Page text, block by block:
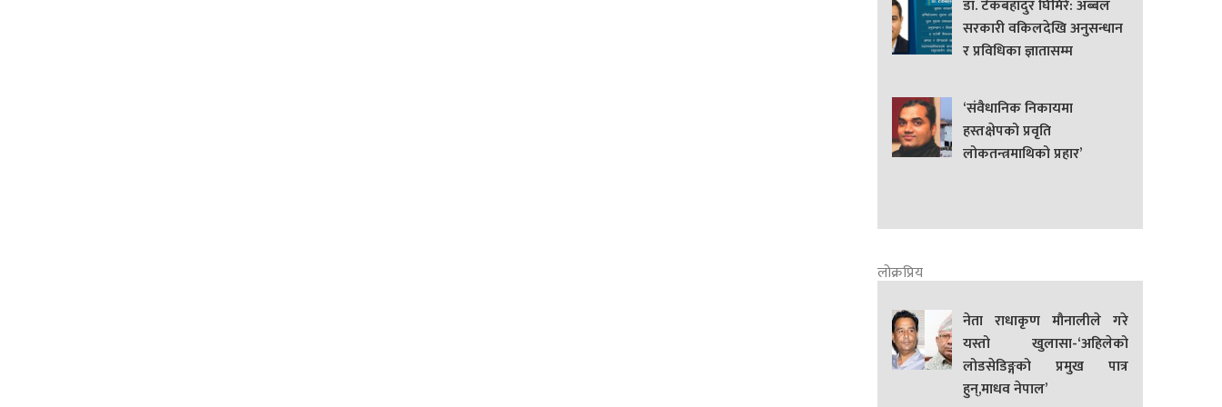
डा. टेकबहादुर घिमिरे: अब्बल
सरकारी वकिलदेखि अनुसन्धान
र प्रविधिका ज्ञातासम्म
‘संवैधानिक निकायमा
हस्तक्षेपको प्रवृति
लोकतन्त्रमाथिको प्रहार’
लोक्रप्रिय
नेता राधाकृण मौनालीले गरे
यस्तो खुलासा-‘अहिलेको
लोडसेडिङ्गको प्रमुख पात्र
हुन्,माधव नेपाल’